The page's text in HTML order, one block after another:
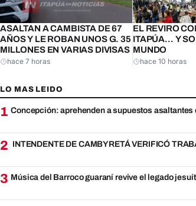
ASALTAN A CAMBISTA DE 67
AÑOS Y LE ROBAN UNOS G. 35
MILLONES EN VARIAS DIVISAS
hace 7 horas
EL REVIRO
ITAPÚA… Y
MUNDO
hace 10 horas
LO MAS LEIDO
1 Concepción: aprehenden a supuestos asaltantes
2 INTENDENTE DE CAMBYRETÁ VERIFICÓ
3 Música del Barroco guaraní revive el legado